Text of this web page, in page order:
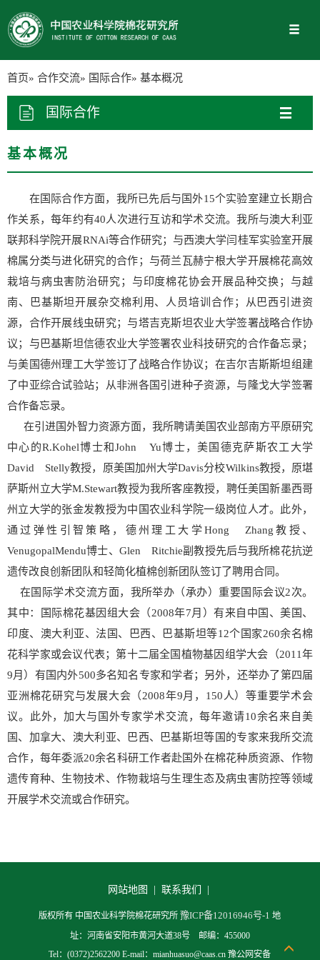
首页» 合作交流» 国际合作» 基本概况
国际合作
基本概况
在国际合作方面，我所已先后与国外15个实验室建立长期合
作关系，每年约有40人次进行互访和学术交流。我所与澳大利亚
联邦科学院开展RNAi等合作研究；与西澳大学闫桂军实验室开展
棉属分类与进化研究的合作；与荷兰瓦赫宁根大学开展棉花高效
栽培与病虫害防治研究；与印度棉花协会开展品种交换；与越
南、巴基斯坦开展杂交棉利用、人员培训合作；从巴西引进资
源，合作开展线虫研究；与塔吉克斯坦农业大学签署战略合作协
议；与巴基斯坦信德农业大学签署农业科技研究的合作备忘录；
与美国德州理工大学签订了战略合作协议；在吉尔吉斯斯坦组建
了中亚综合试验站；从非洲各国引进种子资源，与隆戈大学签署
合作备忘录。
在引进国外智力资源方面，我所聘请美国农业部南方平原研究
中心的R.Kohel博士和John Yu博士，美国德克萨斯农工大学
David Stelly教授，原美国加州大学Davis分校Wilkins教授，原堪
萨斯州立大学M.Stewart教授为我所客座教授，聘任美国新墨西哥
州立大学的张金发教授为中国农业科学院一级岗位人才。此外，
通过弹性引智策略，德州理工大学Hong Zhang教授、
VenugopalMendu博士、Glen Ritchie副教授先后与我所棉花抗逆
遗传改良创新团队和轻简化植棉创新团队签订了聘用合同。
在国际学术交流方面，我所举办（承办）重要国际会议2次。
其中：国际棉花基因组大会（2008年7月）有来自中国、美国、
印度、澳大利亚、法国、巴西、巴基斯坦等12个国家260余名棉
花科学家或会议代表；第十二届全国植物基因组学大会（2011年
9月）有国内外500多名知名专家和学者；另外，还举办了第四届
亚洲棉花研究与发展大会（2008年9月，150人）等重要学术会
议。此外，加大与国外专家学术交流，每年邀请10余名来自美
国、加拿大、澳大利亚、巴西、巴基斯坦等国的专家来我所交流
合作，每年委派20余名科研工作者赴国外在棉花种质资源、作物
遗传育种、生物技术、作物栽培与生理生态及病虫害防控等领域
开展学术交流或合作研究。
网站地图 | 联系我们 |
版权所有 中国农业科学院棉花研究所豫ICP备12016946号-1 地
址：河南省安阳市黄河大道38号 邮编：455000
Tel：(0372)2562200 E-mail：mianhuasuo@caas.cn 豫公网安备